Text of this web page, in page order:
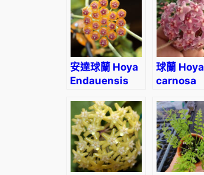
安達球蘭 Hoya
Endauensis
球蘭 Hoya
carnosa